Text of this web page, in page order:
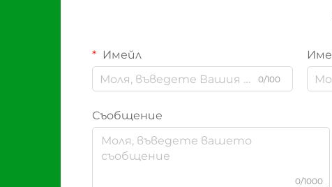
Имейл
0/100
Име
Съобщение
0/1000